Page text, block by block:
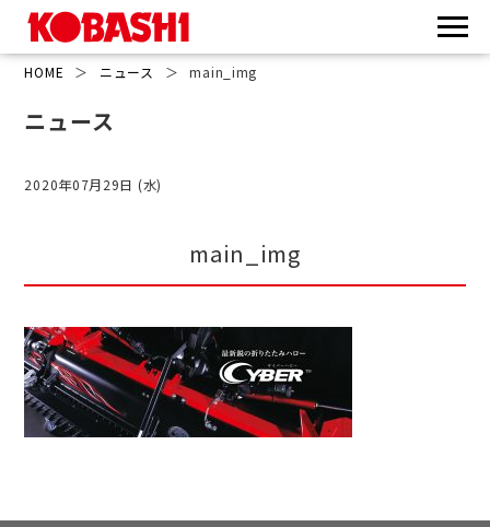
HOME ＞ ニュース ＞ main_img
ニュース
2020年07月29日 (水)
main_img